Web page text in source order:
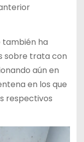
también ha
sobre trata con
aún en
en los que
respectivos